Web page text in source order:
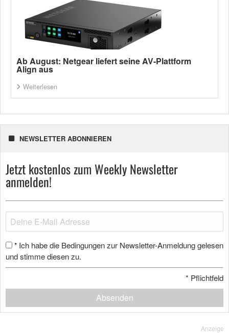
Ab August: Netgear liefert seine AV-Plattform
Align aus
Weiterlesen
NEWSLETTER ABONNIEREN
Jetzt kostenlos zum Weekly Newsletter
anmelden!
* Ich habe die Bedingungen zur Newsletter-Anmeldung gelesen
und stimme diesen zu.
* Pflichtfeld
Absenden
Anzeige